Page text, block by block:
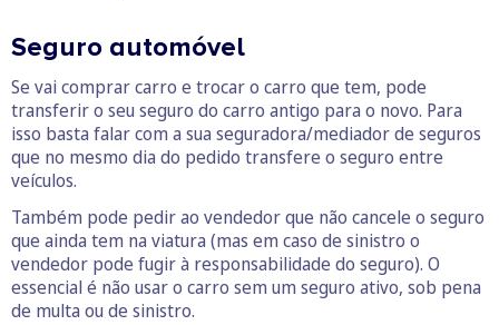
Seguro automóvel
Se vai comprar carro e trocar o carro que tem, pode
transferir o seu seguro do carro antigo para o novo. Para
isso basta falar com a sua seguradora/mediador de seguros
que no mesmo dia do pedido transfere o seguro entre
veículos.
Também pode pedir ao vendedor que não cancele o seguro
que ainda tem na viatura (mas em caso de sinistro o
vendedor pode fugir à responsabilidade do seguro). O
essencial é não usar o carro sem um seguro ativo, sob pena
de multa ou de sinistro.